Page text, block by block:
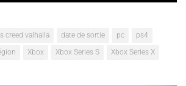
creed valhalla date de sortie pc
ps4
Xbox Xbox Series S Xbox Series X